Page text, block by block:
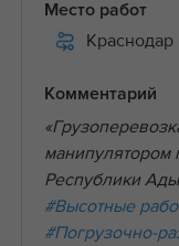
Место работ
Краснодар
Комментарий
манипулятором
Республики
#Высотные
#Погрузочно-